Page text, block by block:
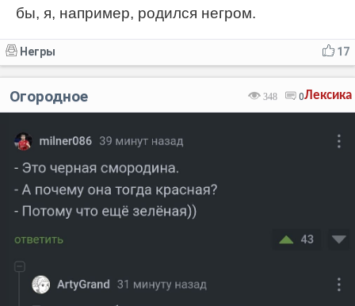
бы, я, например, родился негром.
17
Негры
Лексика
348 0
Огородное